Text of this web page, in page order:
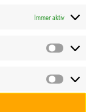
Immer aktiv